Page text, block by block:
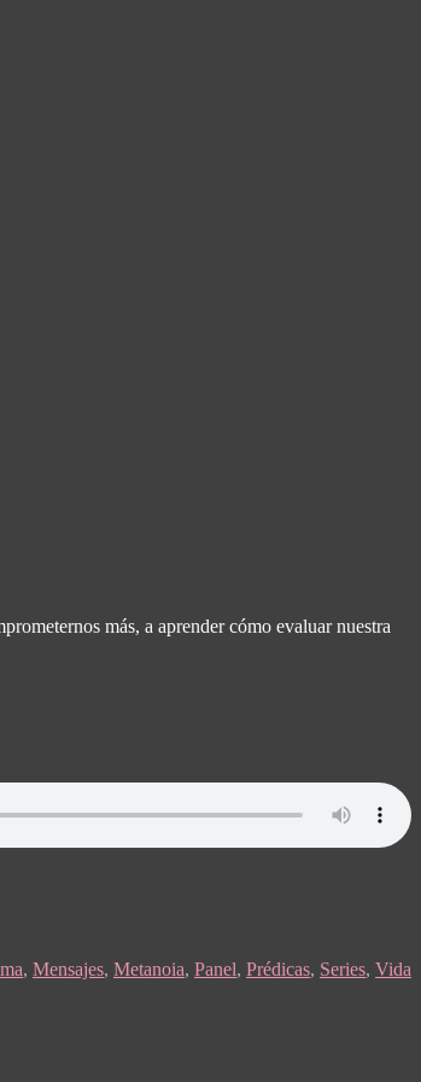
más, a aprender cómo evaluar nuestra
, Mensajes, Metanoia, Panel, Prédicas, Series, Vida